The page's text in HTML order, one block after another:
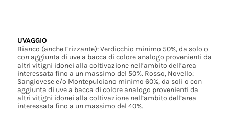
UVAGGIO
Bianco (anche Frizzante): Verdicchio minimo 50%, da solo o
con aggiunta di uve a bacca di colore analogo provenienti da
altri vitigni idonei alla coltivazione nell’ambito dell’area
interessata fino a un massimo del 50%. Rosso, Novello:
Sangiovese e/o Montepulciano minimo 60%, da soli o con
aggiunta di uve a bacca di colore analogo provenienti da
altri vitigni idonei alla coltivazione nell’ambito dell’area
interessata fino a un massimo del 40%.